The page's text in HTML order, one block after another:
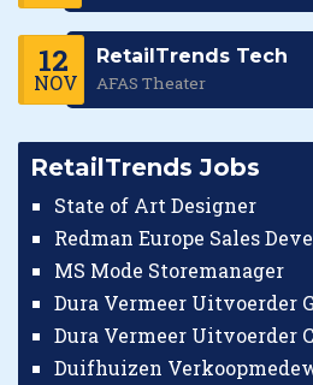
12
NOV
RetailTrends Tech
AFAS Theater
RetailTrends Jobs
State of Art Designer
Redman Europe Sales
MS Mode Storemanager
Dura Vermeer Uitvoerder
Dura Vermeer Uitvoerder
Duifhuizen